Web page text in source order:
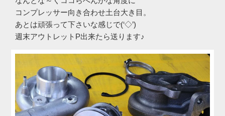
コンプレッサー向き合わせ土台大き目。
あとは頑張って下さいな感じで(‘◇’)ゞ
週末アウトレットP出来たら送ります♪